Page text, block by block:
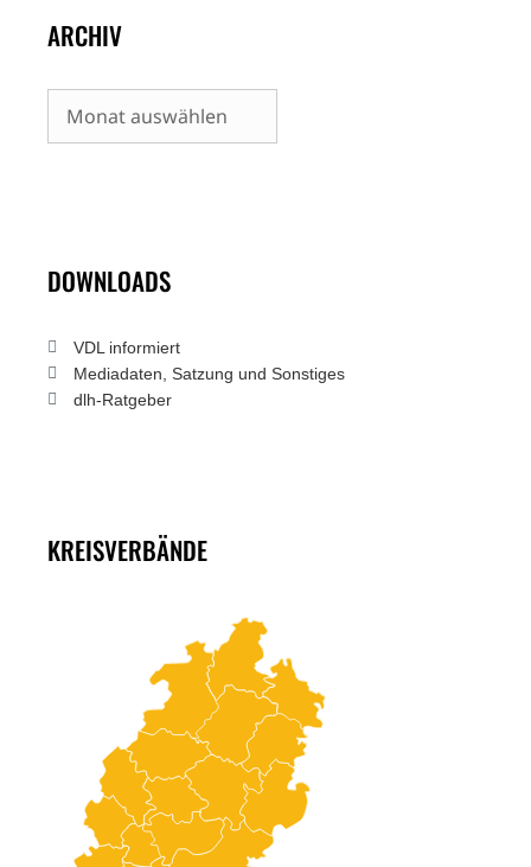
ARCHIV
Archiv
DOWNLOADS
VDL informiert
Mediadaten, Satzung und Sonstiges
dlh-Ratgeber
KREISVERBÄNDE